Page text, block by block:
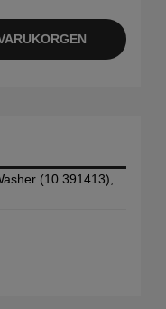
(10 391413),